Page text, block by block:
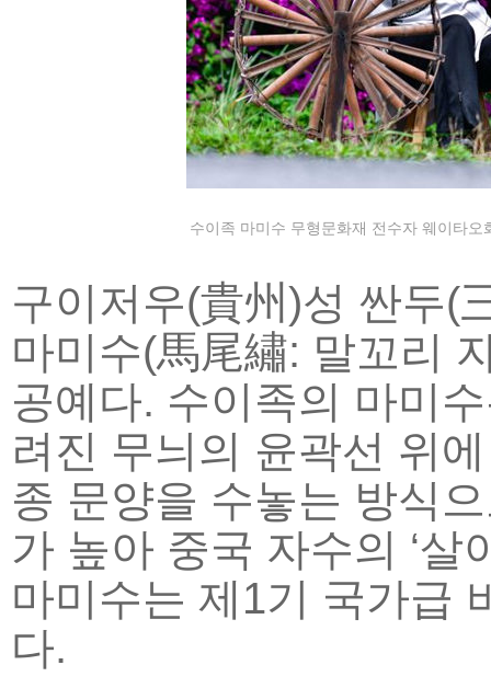
수이족 마미수 무형문화재 전수자 웨이타
구이저우(貴州)성 싼두(
마미수(馬尾繡: 말꼬리
공예다. 수이족의 마미
려진 무늬의 윤곽선 위
종 문양을 수놓는 방식
가 높아 중국 자수의 ‘살
마미수는 제1기 국가급
다.